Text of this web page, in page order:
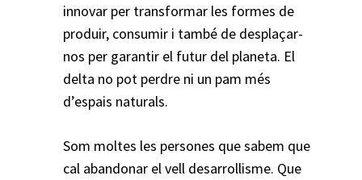
innovar per transformar les formes de
produir, consumir i també de desplaçar-
nos per garantir el futur del planeta. El
delta no pot perdre ni un pam més
d’espais naturals.
Som moltes les persones que sabem que
cal abandonar el vell desarrollisme. Que